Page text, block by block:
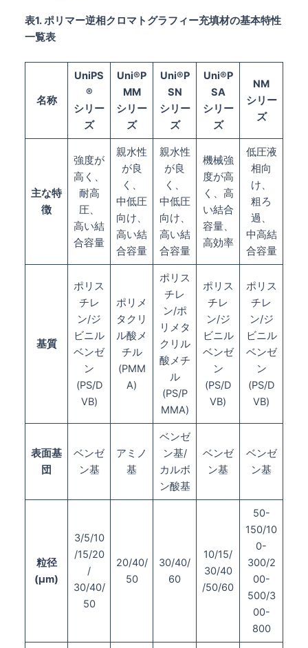
表1. ポリマー逆相クロマトグラフィー充填材の基本特性
一覧表
名称
UniPS
®
シリー
ズ
Uni®P
MM
シリー
ズ
Uni®P
SN
シリー
ズ
Uni®P
SA
シリー
ズ
NM
シリー
ズ
主な特
徴
強度が
高く、
耐高
圧、
高い結
合容量
親水性
が良
く、
中低圧
向け、
高い結
合容量
親水性
が良
く、
中低圧
向け、
高い結
合容量
機械強
度が高
く、高
い結合
容量、
高効率
低圧液
相向
け、
粗ろ
過、
中高結
合容量
基質
ポリス
チレ
ン/ジ
ビニル
ベンゼ
ン
(PS/D
VB)
ポリメ
タクリ
ル酸メ
チル
(PMM
A)
ポリス
チレ
ン/ポ
リメタ
クリル
酸メチ
ル
(PS/P
MMA)
ポリス
チレ
ン/ジ
ビニル
ベンゼ
ン
(PS/D
VB)
ポリス
チレ
ン/ジ
ビニル
ベンゼ
ン
(PS/D
VB)
表面基
団
ベンゼ
ン基
アミノ
基
ベンゼ
ン基/
カルボ
ン酸基
ベンゼ
ン基
ベンゼ
ン基
粒径
(µm)
3/5/10
/15/20
/
30/40/
50
20/40/
50
30/40/
60
10/15/
30/40
/50/60
50-
150/10
0-
300/2
00-
500/3
00-
800